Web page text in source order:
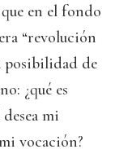
en el fondo
“revolución
posibilidad de
¿qué es
mi
vocación?